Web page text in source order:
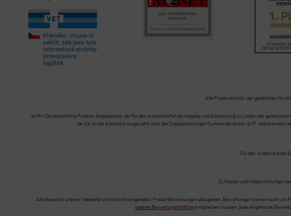
Alle Preise sind inkl. der gestzlichen
*AVP= Der einheitliche Produkt-Abgabepreis, der für den Ausnahmefall der Abgabe und Abrechnung zu Lasten der
der KK an die Apotheke ausgezahlt wird. Bei Doppelpackungen Summe der Einzel-AVP. Volksversand
Für den Widerruf einer
Zu Risiken und Nebenwirkungen
Alle Besucher unserer Webseite sind herzlich eingeladen, Produktbewertungen abzugeben. Bewertungen können auch
unserer Bewertungsrichtlinieentsprechen müssen. Jede eingehende